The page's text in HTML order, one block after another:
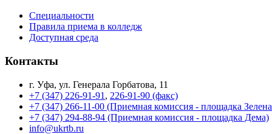
Специальности
Правила приема в колледж
Доступная среда
Контакты
г. Уфа, ул. Генерала Горбатова, 11
+7 (347) 226-91-91 , 226-91-90 (факс)
+7 (347) 266-11-00 (Приемная комиссия - площадка
+7 (347) 294-88-94 (Приемная комиссия - площадка Дема)
info@ukrtb.ru